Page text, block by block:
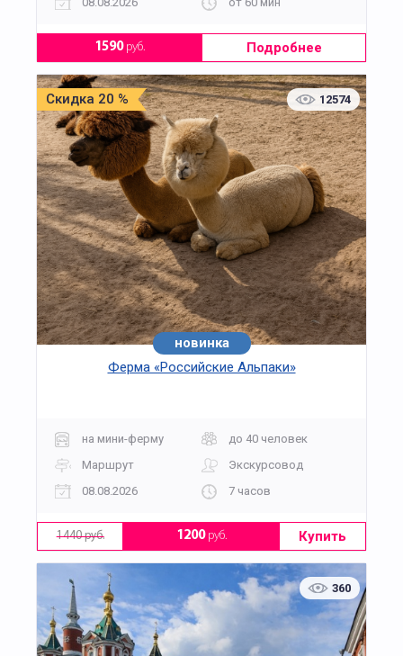
1590руб. Подробнее
Скидка 20 % 12574
новинка
Ферма «Российские Альпаки»
на мини-ферму
до 40 человек
Маршрут
Экскурсовод
08.08.2026
7 часов
1440 руб. 1200руб. Купить
360